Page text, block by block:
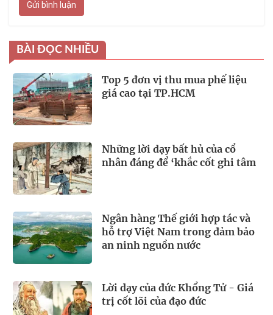
Gửi bình luận
BÀI ĐỌC NHIỀU
Top 5 đơn vị thu mua phế liệu
giá cao tại TP.HCM
Những lời dạy bất hủ của cổ
nhân đáng để ‘khắc cốt ghi tâm
Ngân hàng Thế giới hợp tác và
hỗ trợ Việt Nam trong đảm bảo
an ninh nguồn nước
Lời dạy của đức Khổng Tử - Giá
trị cốt lõi của đạo đức